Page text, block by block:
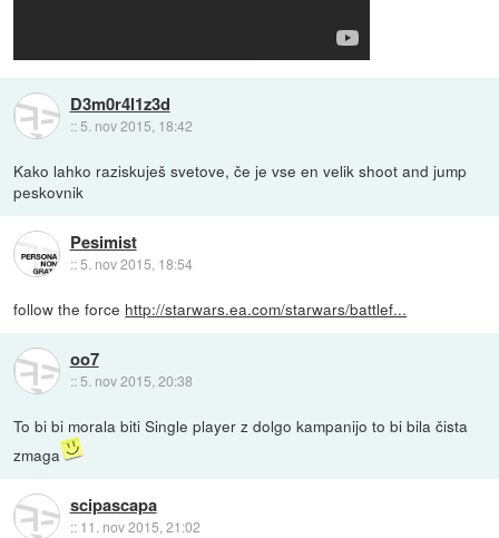
D3m0r4l1z3d
:: 5. nov 2015, 18:42
Kako lahko raziskuješ svetove, če je vse en velik shoot and jump
peskovnik
Pesimist
::5. nov 2015, 18:54
follow the force http://starwars.ea.com/starwars/battlef...
oo7
:: 5. nov 2015, 20:38
To bi bi morala biti Single player z dolgo kampanijo to bi bila čista
zmaga
scipascapa
:: 11. nov 2015, 21:02